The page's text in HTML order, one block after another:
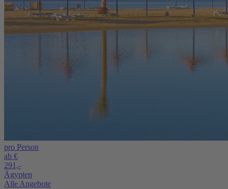
pro Person
ab €
291,-
Ägypten
Alle Angebote